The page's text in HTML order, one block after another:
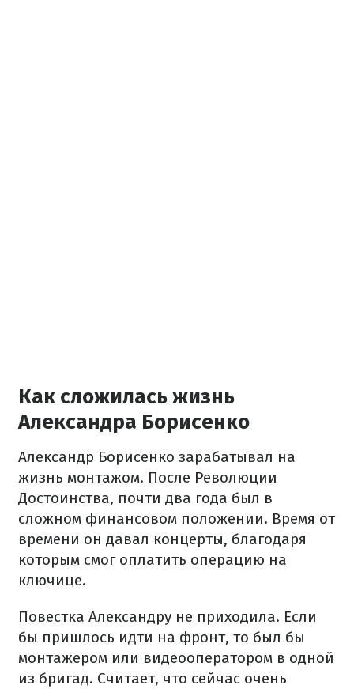
Как сложилась жизнь
Александра Борисенко
Александр Борисенко зарабатывал на
жизнь монтажом. После Революции
Достоинства, почти два года был в
сложном финансовом положении. Время от
времени он давал концерты, благодаря
которым смог оплатить операцию на
ключице.
Повестка Александру не приходила. Если
бы пришлось идти на фронт, то был бы
монтажером или видеооператором в одной
из бригад. Считает, что сейчас очень